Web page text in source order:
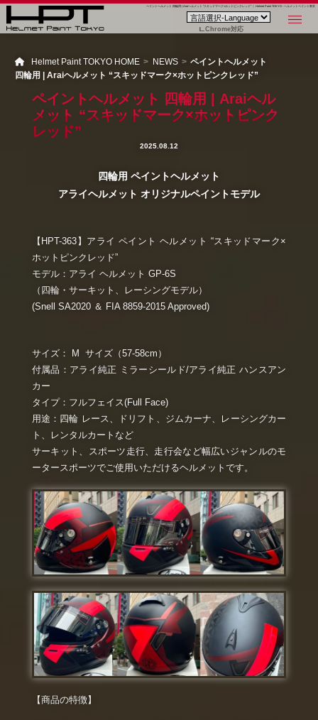
ペイントヘルメット 四輪用 | Araiヘルメット “スキッドマーク×ホットピンクレッド” ｜ Helmet Paint TOKYO - ヘルメットペイント東京
Chrome対応
Helmet Paint TOKYO HOME NEWS
ペイントヘルメット
四輪用 | Araiヘルメット “スキッドマーク×ホットピンクレッド”
ペイントヘルメット 四輪用 | Araiヘル
メット “スキッドマーク×ホットピンク
レッド”
2025.08.12
四輪用 ペイントヘルメット
アライヘルメット オリジナルペイントモデル
【HPT-363】アライ ペイント ヘルメット “スキッドマーク×
ホットピンクレッド”
モデル：アライ ヘルメット GP-6S
（四輪・サーキット、レーシングモデル）
(Snell SA2020 ＆ FIA 8859-2015 Approved)
サイズ： M サイズ（57-58cm ）
付属品：アライ純正 ミラーシールド/アライ純正 ハンスアン
カー
タイプ：フルフェイス(Full Face)
用途：四輪 レース、ドリフト、ジムカーナ、レーシングカー
ト、レンタルカートなど
サーキット、スポーツ走行、走行会など幅広いジャンルのモ
ータースポーツでご使用いただけるヘルメットです。
【商品の特徴】